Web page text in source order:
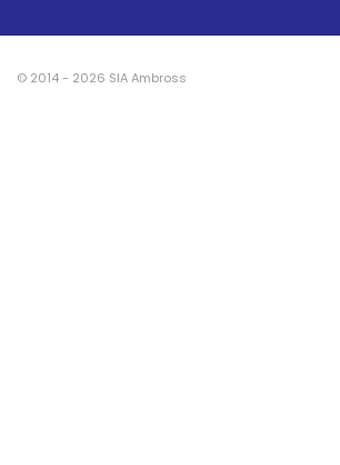
© 2014 - 2026 SIA Ambross